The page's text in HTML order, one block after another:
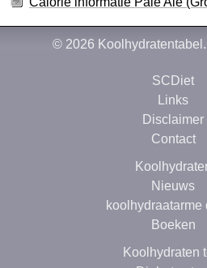
© 2026
SCDiet
Links
Disclaimer
Contact
Nieuws
koolhydraatarme
Boeken
Koolhydraten